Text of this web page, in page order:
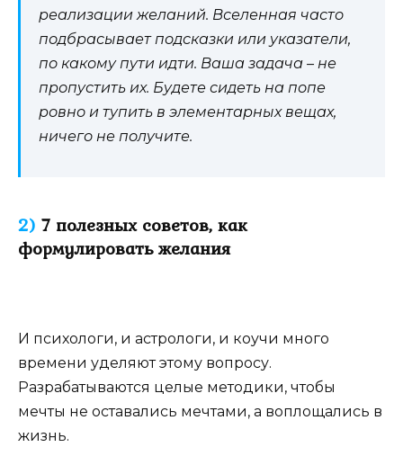
реализации желаний. Вселенная часто
подбрасывает подсказки или указатели,
по какому пути идти. Ваша задача – не
пропустить их. Будете сидеть на попе
ровно и тупить в элементарных вещах,
ничего не получите.
2) 7 полезных советов, как
формулировать желания
И психологи, и астрологи, и коучи много
времени уделяют этому вопросу.
Разрабатываются целые методики, чтобы
мечты не оставались мечтами, а воплощались в
жизнь.